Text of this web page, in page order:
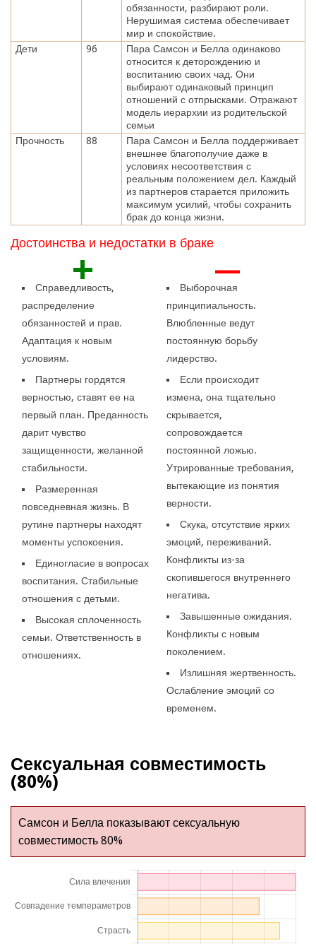
обязанности, разбирают роли.
Нерушимая система обеспечивает
мир и спокойствие.
Дети
96
Пара Самсон и Белла одинаково
относится к деторождению и
воспитанию своих чад. Они
выбирают одинаковый принцип
отношений с отпрысками. Отражают
модель иерархии из родительской
семьи
Прочность
88
Пара Самсон и Белла поддерживает
внешнее благополучие даже в
условиях несоответствия с
реальным положением дел. Каждый
из партнеров старается приложить
максимум усилий, чтобы сохранить
брак до конца жизни.
Достоинства и недостатки в браке
+
Справедливость,
распределение
обязанностей и прав.
Адаптация к новым
условиям.
Партнеры гордятся
верностью, ставят ее на
первый план. Преданность
дарит чувство
защищенности, желанной
стабильности.
Размеренная
повседневная жизнь. В
рутине партнеры находят
моменты успокоения.
Единогласие в вопросах
воспитания. Стабильные
отношения с детьми.
Высокая сплоченность
семьи. Ответственность в
отношениях.
—
Выборочная
принципиальность.
Влюбленные ведут
постоянную борьбу
лидерство.
Если происходит
измена, она тщательно
скрывается,
сопровождается
постоянной ложью.
Утрированные требования,
вытекающие из понятия
верности.
Скука, отсутствие ярких
эмоций, переживаний.
Конфликты из-за
скопившегося внутреннего
негатива.
Завышенные ожидания.
Конфликты с новым
поколением.
Излишняя жертвенность.
Ослабление эмоций со
временем.
Сексуальная совместимость
(80%)
Самсон и Белла показывают сексуальную
совместимость 80%